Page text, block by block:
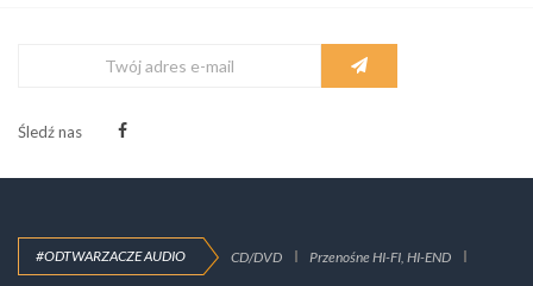
Śledź nas
#ODTWARZACZE AUDIO CD/DVD Przenośne HI-FI, HI-END